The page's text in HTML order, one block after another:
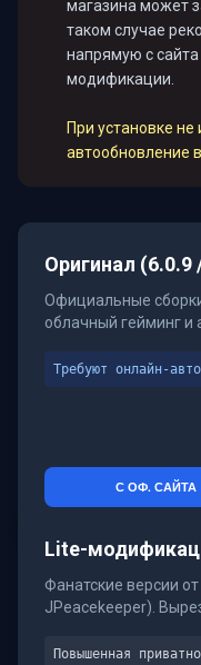
магазина может
таком случае
напрямую с
модификации.
При установке
автообновление
Оригинал (6.0.9
Официальные
облачный гейминг и
Требуют онлайн-
С ОФ. САЙТА
Lite-
Фанатские версии
JPeacekeeper).
Повышенная